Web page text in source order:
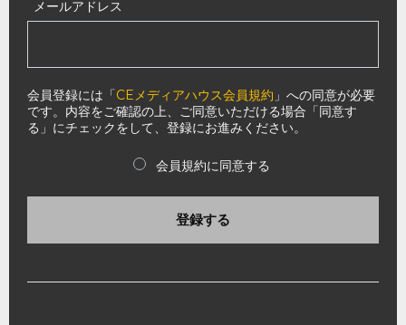
メールアドレス
会員登録には「CEメディアハウス会員規約 」への同意が必要
です。内容をご確認の上、ご同意いただける場合「同意す
る」にチェックをして、登録にお進みください。
会員規約に同意する
登録する